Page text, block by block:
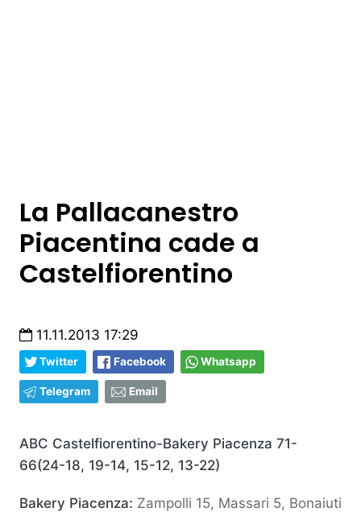
La Pallacanestro
Piacentina cade a
Castelfiorentino
11.11.2013 17:29
Twitter Facebook Whatsapp
Telegram Email
ABC Castelfiorentino-Bakery Piacenza 71-
66(24-18, 19-14, 15-12, 13-22)
Bakery Piacenza: Zampolli 15, Massari 5, Bonaiuti